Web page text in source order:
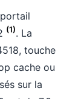
(1). La
touche
cache ou
sur la